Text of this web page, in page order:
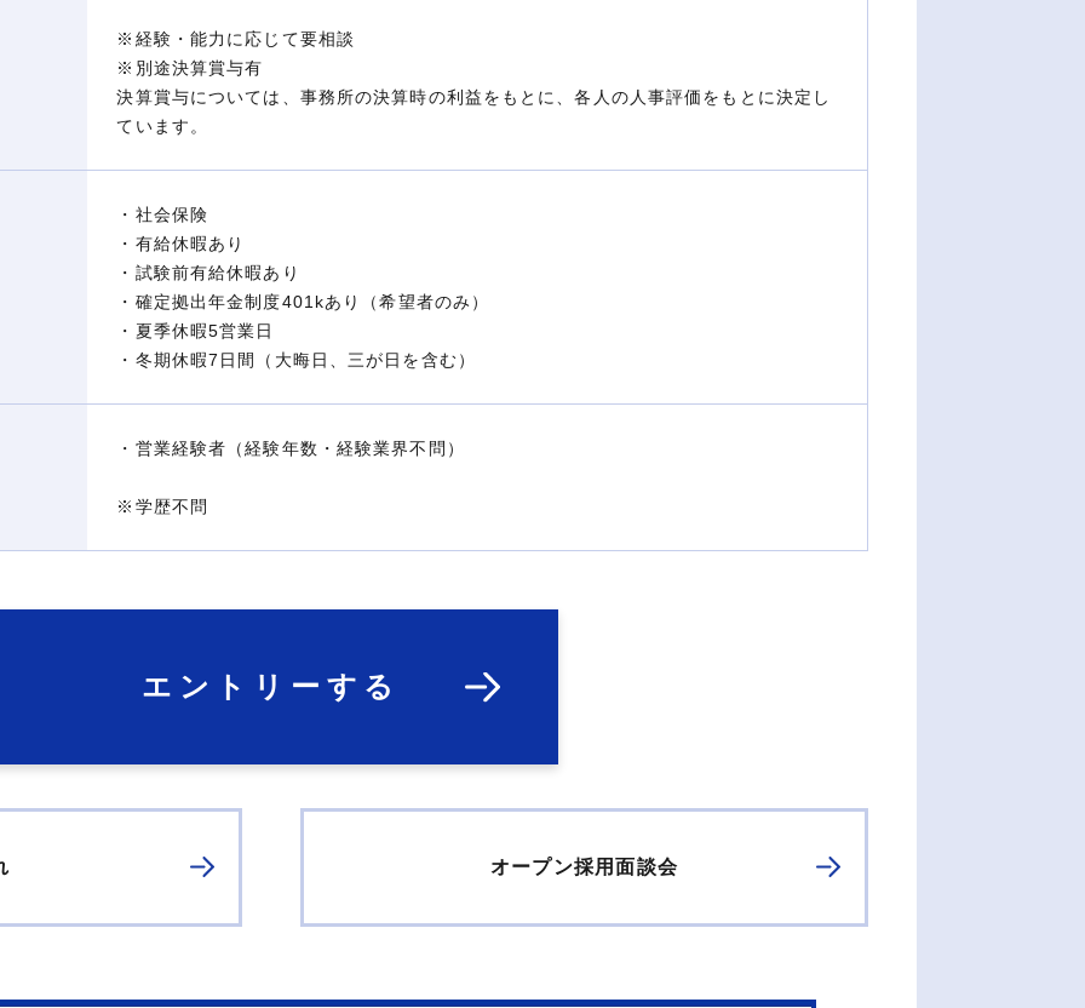
※経験・能力に応じて要相談
※別途決算賞与有
決算賞与については、事務所の決算時の利益をもとに、各人の人事評価をもとに決定し
ています。
・社会保険
・有給休暇あり
・試験前有給休暇あり
・確定拠出年金制度401kあり（希望者のみ）
・夏季休暇5営業日
・冬期休暇7日間（大晦日、三が日を含む）
・営業経験者（経験年数・経験業界不問）
※学歴不問
エントリーする
オープン採用面談会